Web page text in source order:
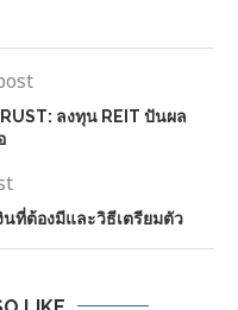
ลงทุน REIT ปันผล
ที่ต้องมีและวิธีเตรียมตัว